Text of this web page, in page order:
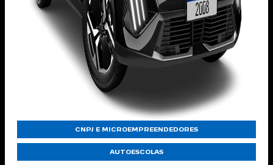
CNPJ E MICROEMPREENDEDORES
AUTOESCOLAS